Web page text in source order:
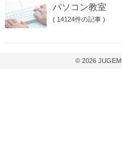
パソコン教室
( 14124件の記事 )
© 2026 JUGEM